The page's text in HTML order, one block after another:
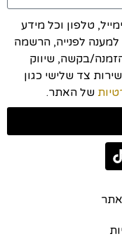
טלפון וכל מידע
למענה לפנייה, הרשמה
בקשה, שיווק
צד שלישי כגון
של האתר.